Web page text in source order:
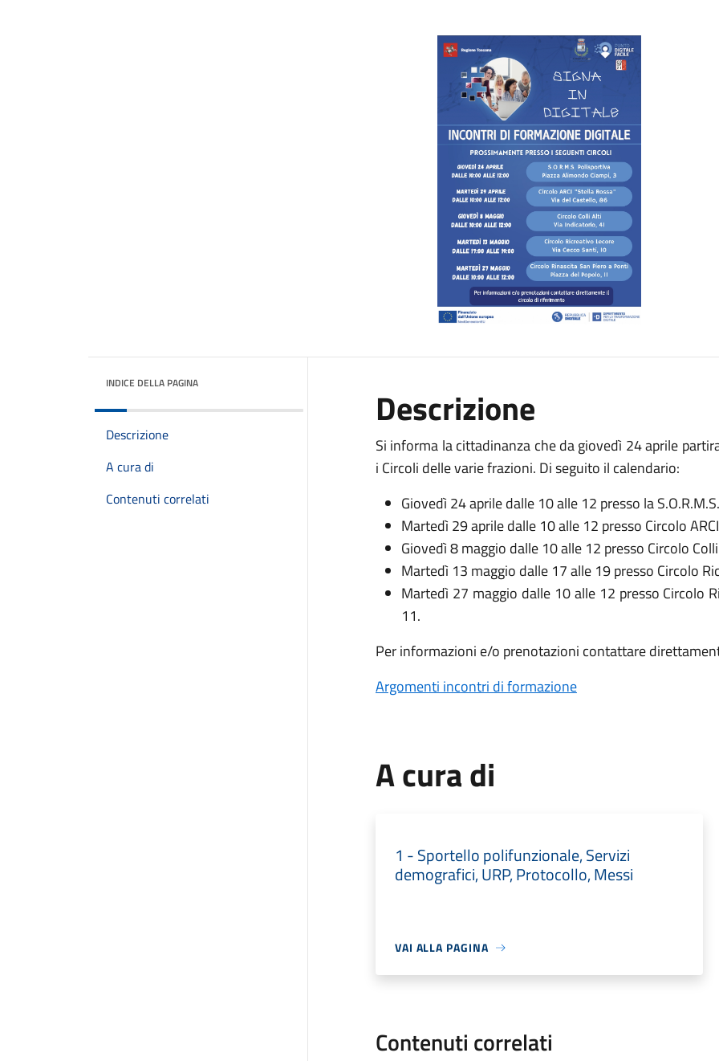
INDICE DELLA PAGINA
Descrizione
A cura di
Contenuti correlati
Descrizione
Si informa la cittadinanza che da giovedì 24 aprile
i Circoli delle varie frazioni. Di seguito il calendario:
Giovedì 24 aprile dalle 10 alle 12 presso la
Martedì 29 aprile dalle 10 alle 12 presso Circolo
Giovedì 8 maggio dalle 10 alle 12 presso Circolo
Martedì 13 maggio dalle 17 alle 19 presso Circolo
Martedì 27 maggio dalle 10 alle 12 presso Circolo
11.
Per informazioni e/o prenotazioni contattare
Argomenti incontri di formazione
A cura di
1 - Sportello polifunzionale, Servizi
demografici, URP, Protocollo, Messi
VAI ALLA PAGINA
Contenuti correlati